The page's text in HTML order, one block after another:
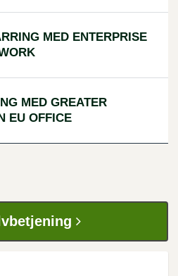
MED ENTERPRISE
MED GREATER
EU OFFICE